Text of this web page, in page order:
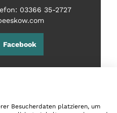
03366 35-2727
Facebook
Besucherdaten platzieren, um